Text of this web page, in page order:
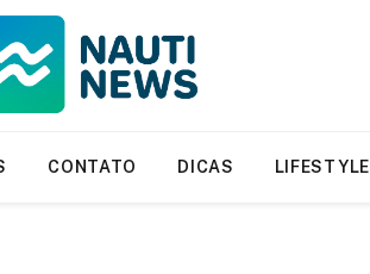
CONTATO DICAS LIFESTYLE